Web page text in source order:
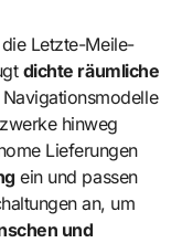
Letzte-Meile-
dichte räumliche
hinweg
Lieferungen
ein und passen
an, um
und